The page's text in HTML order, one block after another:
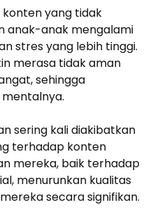
konten yang tidak
anak-anak mengalami
stres yang lebih tinggi.
merasa tidak aman
sehingga
sering kali diakibatkan
terhadap konten
mereka, baik terhadap
menurunkan kualitas
secara signifikan.